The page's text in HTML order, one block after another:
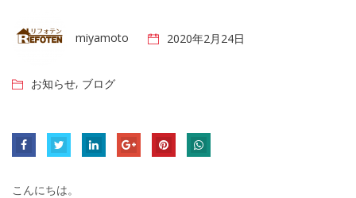
miyamoto 2020年2月24日
お知らせ, ブログ
こんにちは。